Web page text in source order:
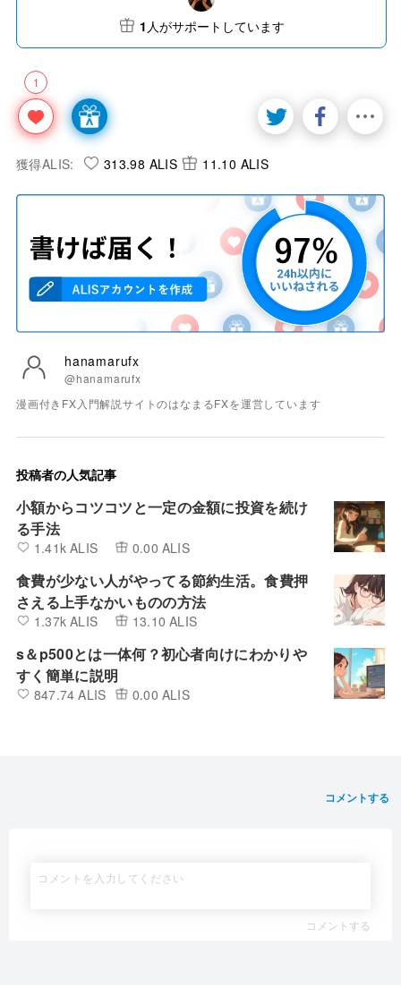
1
1 人がサポートしています
獲得ALIS: 313.98 ALIS 11.10 ALIS
hanamarufx
@hanamarufx
漫画付きFX入門解説サイトのはなまるFXを運営しています
投稿者の人気記事
小額からコツコツと一定の金額に投資を続け
る手法
1.41k ALIS 0.00 ALIS
食費が少ない人がやってる節約生活。食費押
さえる上手なかいものの方法
1.37k ALIS 13.10 ALIS
s＆p500とは一体何？初心者向けにわかりや
すく簡単に説明
847.74 ALIS 0.00 ALIS
コメントする
コメントする